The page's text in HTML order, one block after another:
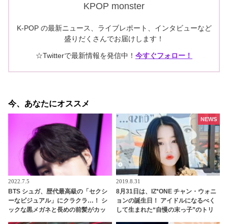
KPOP monster
K-POP の最新ニュース、ライブレポート、インタビューなど
盛りだくさんでお届けします！
☆Twitterで最新情報を発信中！ 今すぐフォロー！
今、あなたにオススメ
2022.7.5
BTS シュガ、歴代最高級の「セクシ
ーなビジュアル」にクラクラ…！ シ
ックな黒メガネと長めの前髪がカッ
2019.8.31
8月31日は、IZ*ONE チャン・ウォニ
ョンの誕生日！ アイドルになるべく
して生まれた“自慢の末っ子”のトリ
NEWS